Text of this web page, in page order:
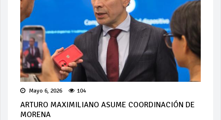
Mayo 6, 2026 104
ARTURO MAXIMILIANO ASUME COORDINACIÓN DE
MORENA